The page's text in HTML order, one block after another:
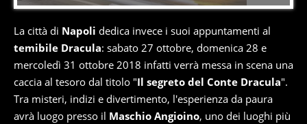
La città di Napoli dedica invece i suoi appuntamenti al
temibile Dracula: sabato 27 ottobre, domenica 28 e
mercoledì 31 ottobre 2018 infatti verrà messa in scena una
caccia al tesoro dal titolo "Il segreto del Conte Dracula".
Tra misteri, indizi e divertimento, l'esperienza da paura
avrà luogo presso il Maschio Angioino, uno dei luoghi più